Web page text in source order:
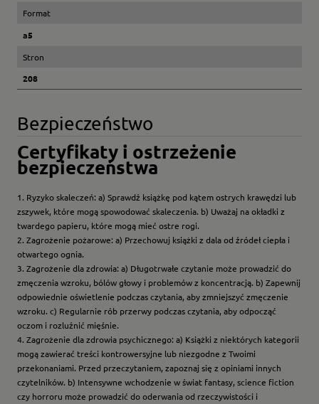
Format
a5
Stron
208
Bezpieczeństwo
Certyfikaty i ostrzeżenie
bezpieczeństwa
1. Ryzyko skaleczeń: a) Sprawdź książkę pod kątem ostrych krawędzi lub
zszywek, które mogą spowodować skaleczenia. b) Uważaj na okładki z
twardego papieru, które mogą mieć ostre rogi.
2. Zagrożenie pożarowe: a) Przechowuj książki z dala od źródeł ciepła i
otwartego ognia.
3. Zagrożenie dla zdrowia: a) Długotrwałe czytanie może prowadzić do
zmęczenia wzroku, bólów głowy i problemów z koncentracją. b) Zapewnij
odpowiednie oświetlenie podczas czytania, aby zmniejszyć zmęczenie
wzroku. c) Regularnie rób przerwy podczas czytania, aby odpocząć
oczom i rozluźnić mięśnie.
4. Zagrożenie dla zdrowia psychicznego: a) Książki z niektórych kategorii
mogą zawierać treści kontrowersyjne lub niezgodne z Twoimi
przekonaniami. Przed przeczytaniem, zapoznaj się z opiniami innych
czytelników. b) Intensywne wchodzenie w świat fantasy, science fiction
czy horroru może prowadzić do oderwania od rzeczywistości i